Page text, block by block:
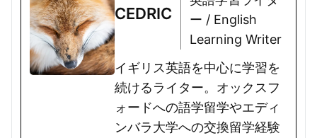
CEDRIC
ー / English
Learning Writer
イギリス英語を中心に学習を
続けるライター。オックスフ
ォードへの語学留学やエディ
ンバラ大学への交換留学経験